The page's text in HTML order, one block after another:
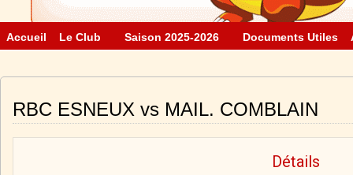
Accueil Le Club Saison 2025-2026 Documents Utiles
RBC ESNEUX vs MAIL. COMBLAIN
Détails